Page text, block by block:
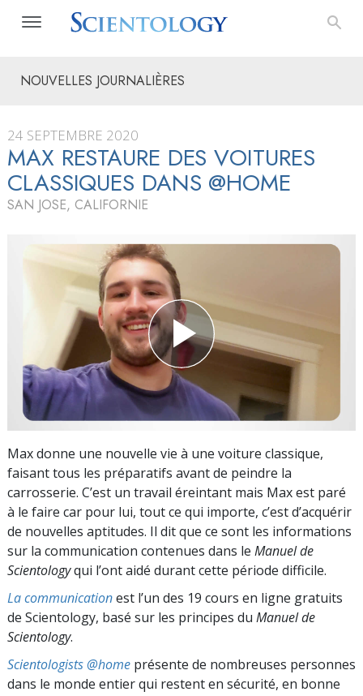
NOUVELLES JOURNALIÈRES
24 SEPTEMBRE 2020
MAX RESTAURE DES VOITURES
CLASSIQUES DANS @HOME
SAN JOSE, CALIFORNIE
Max donne une nouvelle vie à une voiture classique,
faisant tous les préparatifs avant de peindre la
carrosserie. C’est un travail éreintant mais Max est paré
à le faire car pour lui, tout ce qui importe, c’est d’acquérir
de nouvelles aptitudes. Il dit que ce sont les informations
sur la communication contenues dans le Manuel de
Scientologyqui l’ont aidé durant cette période difficile.
La communicationest l’un des 19 cours en ligne gratuits
de Scientology, basé sur les principes du Manuel de
Scientology.
Scientologists @home présente de nombreuses personnes
dans le monde entier qui restent en sécurité, en bonne